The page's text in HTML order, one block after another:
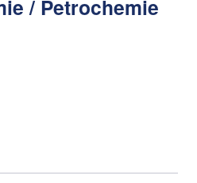
/ Petrochemie